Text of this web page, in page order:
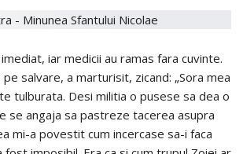
iar medicii au ramas fara cuvinte.
salvare, a marturisit, zicand: „Sora mea
tulburata. Desi militia o pusese sa dea o
se angaja sa pastreze tacerea asupra
mi-a povestit cum incercase sa-i faca